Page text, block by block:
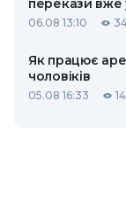
перекази вже
06.08 13:10
Як працює
чоловіків
05.08 16:33